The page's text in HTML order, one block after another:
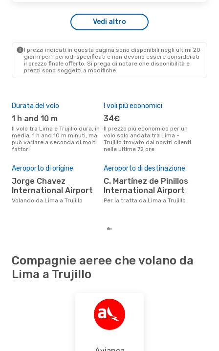
Vedi altro
I prezzi indicati in questa pagina sono disponibili negli ultimi 20
giorni per i periodi specificati e non devono essere considerati
il ​​prezzo finale offerto. Si prega di notare che disponibilità e
prezzi sono soggetti a modifiche.
Durata del volo
1 h and 10 m
Il volo tra Lima e Trujillo dura, in
media, 1 h and 10 m minuti, ma
può variare a seconda di molti
fattori
I voli più economici
34€
Il prezzo più economico per un
volo solo andata tra Lima -
Trujillo trovato dai nostri clienti
nelle ultime 72 ore
Aeroporto di origine
Jorge Chavez
International Airport
Volando da Lima a Trujillo
Aeroporto di destinazione
C. Martínez de Pinillos
International Airport
Per la tratta da Lima a Trujillo
Compagnie aeree che volano da
Lima a Trujillo